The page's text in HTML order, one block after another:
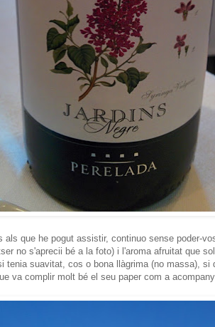
que he pogut assistir, continuo sense poder-
no s'aprecii bé a la foto) i l'aroma afruitat que
tenia suavitat, cos o bona llàgrima (no massa),
va complir molt bé el seu paper com a